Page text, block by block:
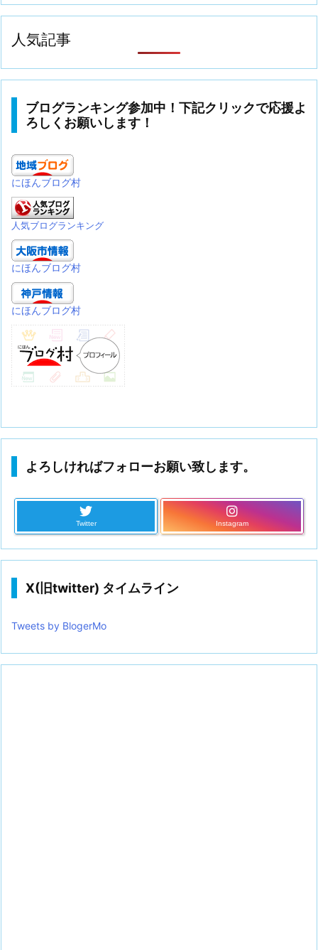
人気記事
ブログランキング参加中！下記クリックで応援よ
ろしくお願いします！
にほんブログ村
人気ブログランキング
にほんブログ村
にほんブログ村
よろしければフォローお願い致します。
Twitter Instagram
X(旧twitter) タイムライン
Tweets by BlogerMo